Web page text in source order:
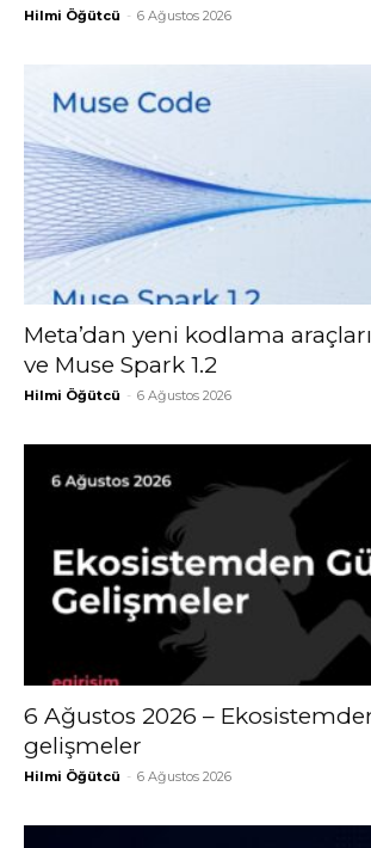
Hilmi Öğütcü - 6 Ağustos 2026
Meta’dan yeni kodlama
ve Muse Spark 1.2
Hilmi Öğütcü - 6 Ağustos 2026
6 Ağustos 2026 –
gelişmeler
Hilmi Öğütcü - 6 Ağustos 2026